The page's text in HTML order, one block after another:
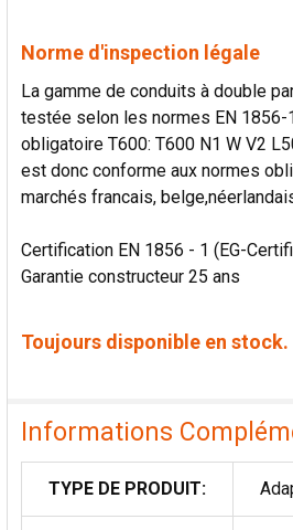
Norme d'inspection légale
La gamme de conduits à double
testée selon les normes EN 1856-
obligatoire T600: T600 N1 W V2
est donc conforme aux normes
marchés francais,
Certification EN 1856 - 1 (EG-
Garantie constructeur 25 ans
Toujours disponible en stock.
Informations
TYPE DE PRODUIT: